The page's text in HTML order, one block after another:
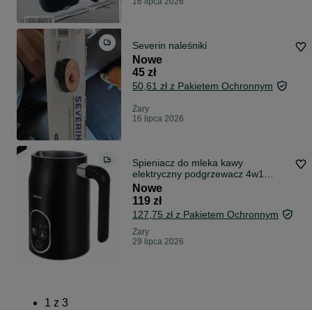
Severin naleśniki
Nowe
45 zł
50,61 zł z Pakietem Ochronnym
Żary
16 lipca 2026
Spieniacz do mleka kawy
elektryczny podgrzewacz 4w1
500W LED 270ml
Nowe
119 zł
127,75 zł z Pakietem Ochronnym
Żary
29 lipca 2026
1 z 3